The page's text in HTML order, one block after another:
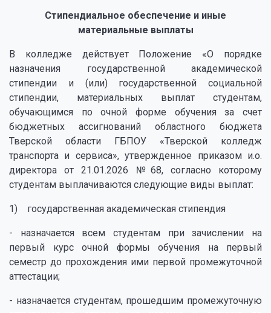
Стипендиальное обеспечение и иные
материальные выплаты
В колледже действует Положение «О порядке
назначения государственной академической
стипендии и (или) государственной социальной
стипендии, материальных выплат студентам,
обучающимся по очной форме обучения за счет
бюджетных ассигнований областного бюджета
Тверской области ГБПОУ «Тверской колледж
транспорта и сервиса», утвержденное приказом и.о.
директора от 21.01.2026 №68, согласно которому
студентам выплачиваются следующие виды выплат:
1) государственная академическая стипендия
- назначается всем студентам при зачислении на
первый курс очной формы обучения на первый
семестр до прохождения ими первой промежуточной
аттестации;
- назначается студентам, прошедшим промежуточную